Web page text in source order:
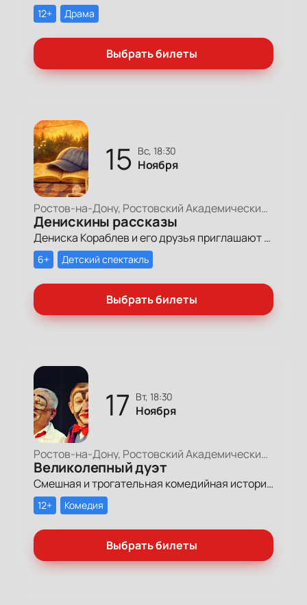
12+ Драма
Выбрать билеты
15 вс, 18:30
Ноября
Ростов-на-Дону, Ростовский Академический Театр Драмы, Большая сцена
Денискины рассказы
Дениска Кораблев и его друзья приглашают мам, пап и ребят отправиться в невероятно весёлое и душевное приключение!
6+ Детский спектакль
Выбрать билеты
17 вт, 18:30
Ноября
Ростов-на-Дону, Ростовский Академический Театр Драмы, Малая сцена
Великолепный дуэт
Смешная и трогательная комедийная история, сочиненную по мотивам давних спектаклей — уже ставших историей, многими забытых, но живых в памяти артистов, видевших эти спектакли на сцене Ростовской драмы.
12+ Комедия
Выбрать билеты